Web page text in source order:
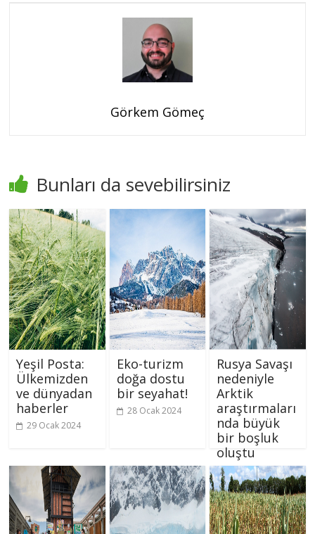
Görkem Gömeç
Bunları da sevebilirsiniz
Yeşil Posta:
Ülkemizden
ve dünyadan
haberler
29 Ocak 2024
Eko-turizm
doğa dostu
bir seyahat!
28 Ocak 2024
Rusya Savaşı
nedeniyle
Arktik
araştırmaları
nda büyük
bir boşluk
oluştu
26 Ocak 2024